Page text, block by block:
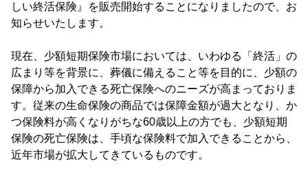
しい終活保険』を販売開始することになりましたので、お
知らせいたします。
現在、少額短期保険市場においては、いわゆる「終活」の
広まり等を背景に、葬儀に備えること等を目的に、少額の
保障から加入できる死亡保険へのニーズが高まっておりま
す。従来の生命保険の商品では保障金額が過大となり、か
つ保険料が高くなりがちな60歳以上の方でも、少額短期
保険の死亡保険は、手頃な保険料で加入できることから、
近年市場が拡大してきているものです。